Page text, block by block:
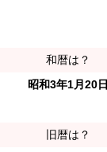
和暦は？
昭和3年1月20日
旧暦は？